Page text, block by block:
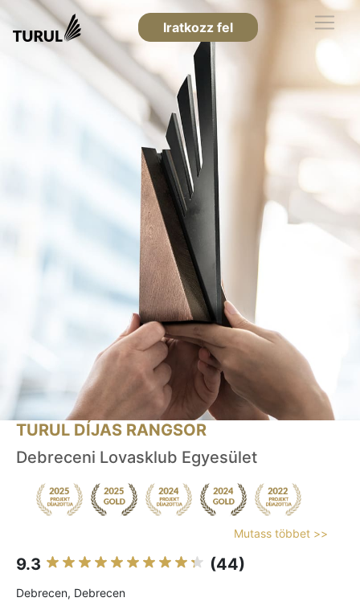
Iratkozz fel
TURUL DÍJAS RANGSOR
Debreceni Lovasklub Egyesület
Mutass többet >>
9.3 (44)
Debrecen, Debrecen